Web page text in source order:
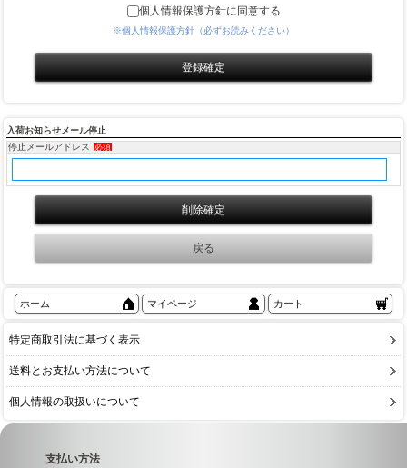
個人情報保護方針に同意する
※個人情報保護方針（必ずお読みください）
入荷お知らせメール停止
停止メールアドレス
必須
ホーム マイページ カート
特定商取引法に基づく表示
送料とお支払い方法について
個人情報の取扱いについて
支払い方法